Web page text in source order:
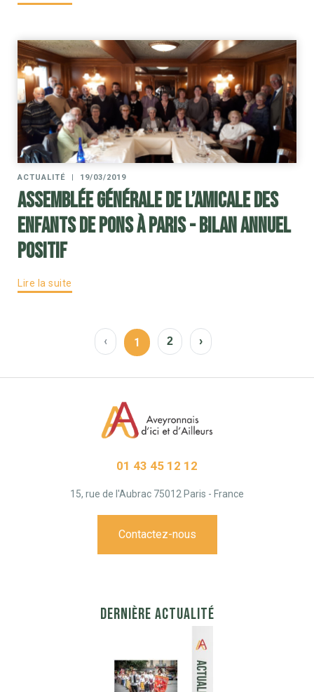
ACTUALITÉ 19/03/2019
Assemblée Générale de l’Amicale des
Enfants de Pons à Paris - Bilan annuel
positif
Lire la suite
‹ 1 2 ›
01 43 45 12 12
15, rue de l'Aubrac 75012 Paris - France
Contactez-nous
DERNIÈRE ACTUALITÉ